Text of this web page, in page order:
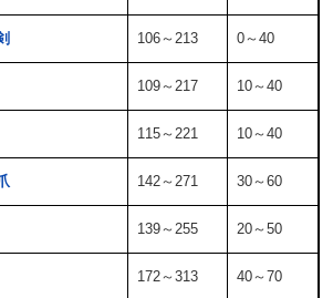
106～213 0～40
109～217 10～40
115～221 10～40
142～271 30～60
139～255 20～50
172～313 40～70